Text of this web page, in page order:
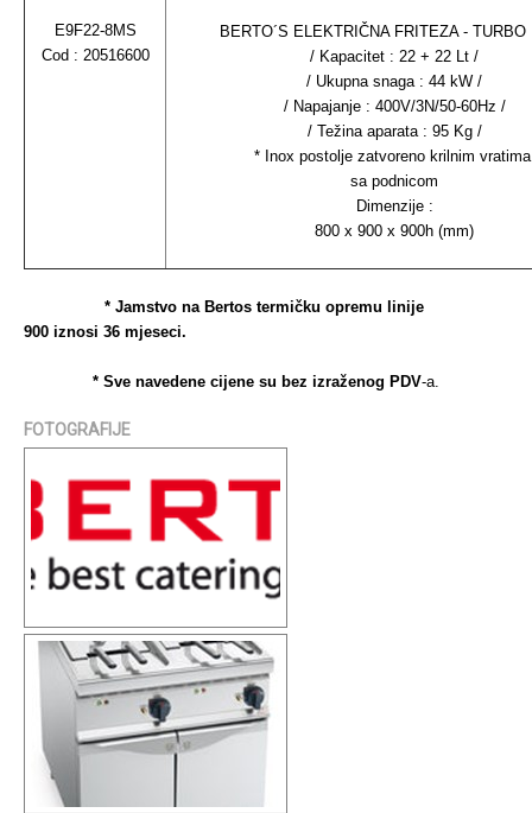
E9F22-8MS
Cod : 20516600
BERTO´S ELEKTRIČNA FRITEZA - TURBO
/ Kapacitet : 22 + 22 Lt /
/ Ukupna snaga : 44 kW /
/ Napajanje : 400V/3N/50-60Hz /
/ Težina aparata : 95 Kg /
* Inox postolje zatvoreno krilnim
sa podnicom
Dimenzije :
800 x 900 x 900h (mm)
* Jamstvo na Bertos termičku opremu linije
900 iznosi 36 mjeseci.
* Sve navedene cijene su bez izraženog PDV-a.
FOTOGRAFIJE